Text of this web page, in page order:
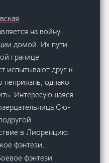
на войну.
домой. Их пути
границе
испытывают друг к
однако
Интересующаяся
Сю-
в Лиоренцию.
фэнтези,
фэнтези